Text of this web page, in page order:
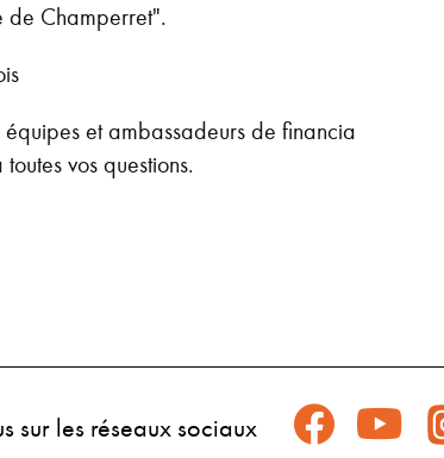
de Champerret".
et ambassadeurs de financia
vos questions.
sur les réseaux sociaux